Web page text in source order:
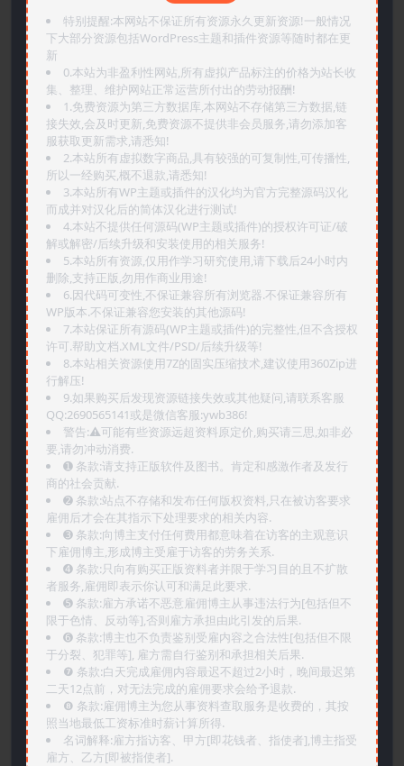
特别提醒:本网站不保证所有资源永久更新资源!一般情况
下大部分资源包括WordPress主题和插件资源等随时都在更
新
0.本站为非盈利性网站,所有虚拟产品标注的价格为站长收
集、整理、维护网站正常运营所付出的劳动报酬!
1.免费资源为第三方数据库,本网站不存储第三方数据,链
接失效,会及时更新,免费资源不提供非会员服务,请勿添加客
服获取更新需求,请悉知!
2.本站所有虚拟数字商品,具有较强的可复制性,可传播性,
所以一经购买,概不退款,请悉知!
3.本站所有WP主题或插件的汉化均为官方完整源码汉化
而成并对汉化后的简体汉化进行测试!
4.本站不提供任何源码(WP主题或插件)的授权许可证/破
解或解密/后续升级和安装使用的相关服务!
5.本站所有资源,仅用作学习研究使用,请下载后24小时内
删除,支持正版,勿用作商业用途!
6.因代码可变性,不保证兼容所有浏览器.不保证兼容所有
WP版本.不保证兼容您安装的其他源码!
7.本站保证所有源码(WP主题或插件)的完整性,但不含授权
许可.帮助文档.XML文件/PSD/后续升级等!
8.本站相关资源使用7Z的固实压缩技术,建议使用360Zip进
行解压!
9.如果购买后发现资源链接失效或其他疑问,请联系客服
QQ:2690565141或是微信客服:ywb386!
警告:⚠️可能有些资源远超资料原定价,购买请三思,如非必
要,请勿冲动消费.
➊️ 条款:请支持正版软件及图书。肯定和感激作者及发行
商的社会贡献.
➋️ 条款:站点不存储和发布任何版权资料,只在被访客要求
雇佣后才会在其指示下处理要求的相关内容.
➌️ 条款:向博主支付任何费用都意味着在访客的主观意识
下雇佣博主,形成博主受雇于访客的劳务关系.
➍️ 条款:只向有购买正版资料者并限于学习目的且不扩散
者服务,雇佣即表示你认可和满足此要求.
➎ 条款:雇方承诺不恶意雇佣博主从事违法行为[包括但不
限于色情、反动等],否则雇方承担由此引发的后果.
➏️ 条款:博主也不负责鉴别受雇内容之合法性[包括但不限
于分裂、犯罪等], 雇方需自行鉴别和承担相关后果.
❼ 条款:白天完成雇佣内容最迟不超过2小时，晚间最迟第
二天12点前，对无法完成的雇佣要求会给予退款.
❽ 条款:雇佣博主为您从事资料查取服务是收费的，其按
照当地最低工资标准时薪计算所得.
名词解释:雇方指访客、甲方[即花钱者、指使者],博主指受
雇方、乙方[即被指使者].